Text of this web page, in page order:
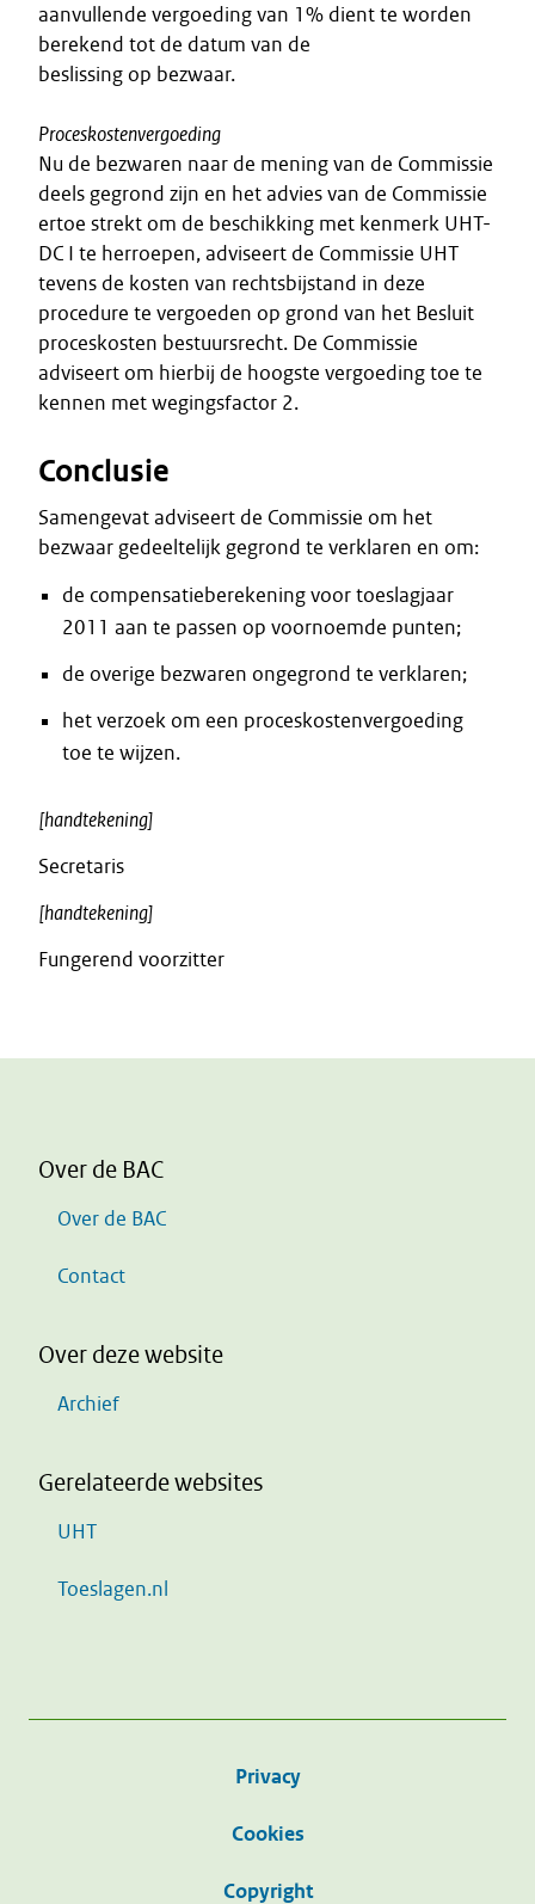
aanvullende vergoeding van 1% dient te worden
berekend tot de datum van de
beslissing op bezwaar.
Proceskostenvergoeding
Nu de bezwaren naar de mening van de Commissie
deels gegrond zijn en het advies van de Commissie
ertoe strekt om de beschikking met kenmerk UHT-
DC I te herroepen, adviseert de Commissie UHT
tevens de kosten van rechtsbijstand in deze
procedure te vergoeden op grond van het Besluit
proceskosten bestuursrecht. De Commissie
adviseert om hierbij de hoogste vergoeding toe te
kennen met wegingsfactor 2.
Conclusie
Samengevat adviseert de Commissie om het
bezwaar gedeeltelijk gegrond te verklaren en om:
de compensatieberekening voor toeslagjaar
2011 aan te passen op voornoemde punten;
de overige bezwaren ongegrond te verklaren;
het verzoek om een proceskostenvergoeding
toe te wijzen.
[handtekening]
Secretaris
[handtekening]
Fungerend voorzitter
Over de BAC
Over de BAC
Contact
Over deze website
Archief
Gerelateerde websites
UHT
Toeslagen.nl
Privacy
Cookies
Copyright